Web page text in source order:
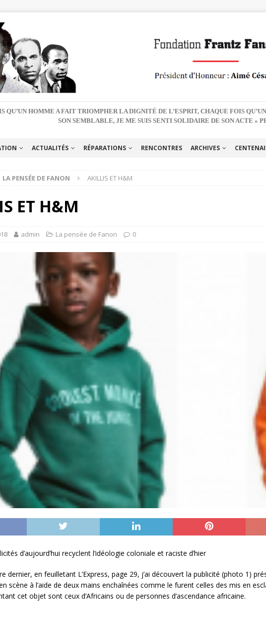
QU’UN HOMME A FAIT TRIOMPHER LA DIGNITÉ DE L’ESPRIT, CHAQUE FOIS
SON SEMBLABLE, JE ME SUIS SENTI SOLIDAIRE DE SON ACTE »
ACTUALITÉS RÉPARATIONS RENCONTRES ARCHIVES
LA PENSÉE DE FANON AKILLIS ET H&M
ET H&M
admin La pensée de Fanon 0
d’aujourd’hui recyclent l’idéologie coloniale et raciste d’hier
dernier, en feuilletant L’Express, page 29, j’ai découvert la publicité (photo 1)
scène à l’aide de deux mains enchaînées comme le furent celles des mis en
cet objet sont ceux d’Africains ou de personnes d’ascendance africaine.